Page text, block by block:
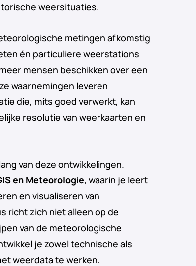
weersituaties.
metingen afkomstig
én particuliere weerstations
mensen beschikken over een
waarnemingen leveren
die, mits goed verwerkt, kan
resolutie van weerkaarten en
van deze ontwikkelingen.
en Meteorologie, waarin je leert
en visualiseren van
richt zich niet alleen op de
van de meteorologische
je zowel technische als
weerdata te werken.